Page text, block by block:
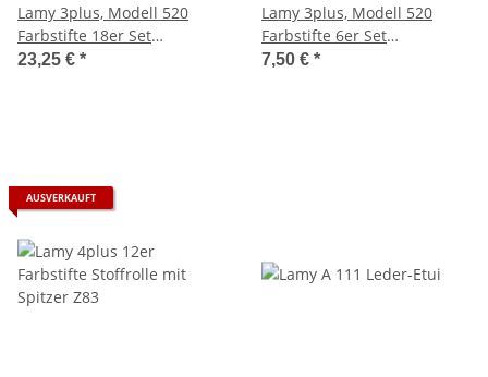
Lamy 3plus, Modell 520
Farbstifte 18er Set
Faltschachtel inklusive
23,25 € *
Lamy 3plus, Modell 520
Farbstifte 6er Set
Faltschachtel
7,50 € *
AUSVERKAUFT